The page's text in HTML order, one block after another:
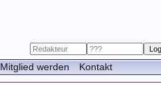
Mitglied werden Kontakt